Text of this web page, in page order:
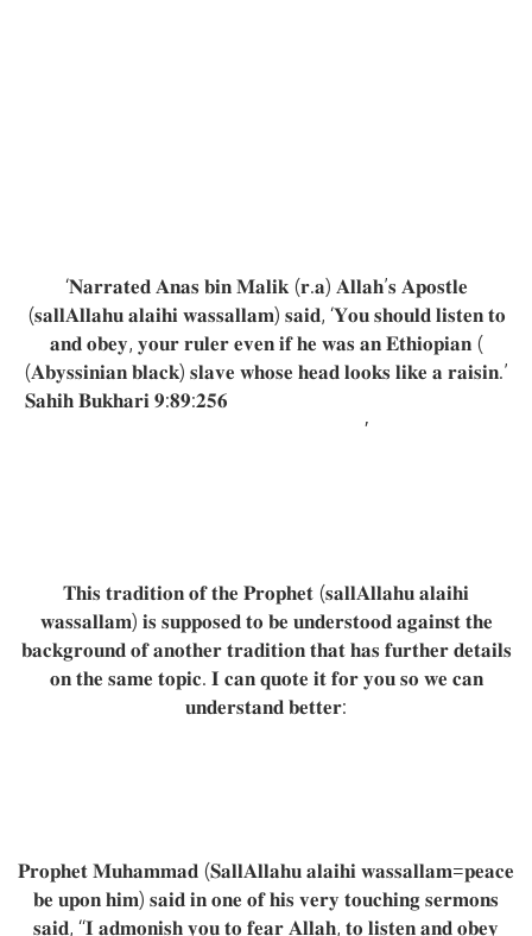
‘𝐍𝐚𝐫𝐫𝐚𝐭𝐞𝐝 𝐀𝐧𝐚𝐬 𝐛𝐢𝐧 𝐌𝐚𝐥𝐢𝐤 (𝐫.𝐚) 𝐀𝐥𝐥𝐚𝐡’𝐬 𝐀𝐩𝐨𝐬𝐭𝐥𝐞
(𝐬𝐚𝐥𝐥𝐀𝐥𝐥𝐚𝐡𝐮 𝐚𝐥𝐚𝐢𝐡𝐢 𝐰𝐚𝐬𝐬𝐚𝐥𝐥𝐚𝐦) 𝐬𝐚𝐢𝐝, ‘𝐘𝐨𝐮 𝐬𝐡𝐨𝐮𝐥𝐝 𝐥𝐢𝐬𝐭𝐞𝐧 𝐭𝐨
𝐚𝐧𝐝 𝐨𝐛𝐞𝐲, 𝐲𝐨𝐮𝐫 𝐫𝐮𝐥𝐞𝐫 𝐞𝐯𝐞𝐧 𝐢𝐟 𝐡𝐞 𝐰𝐚𝐬 𝐚𝐧 𝐄𝐭𝐡𝐢𝐨𝐩𝐢𝐚𝐧 (
(𝐀𝐛𝐲𝐬𝐬𝐢𝐧𝐢𝐚𝐧 𝐛𝐥𝐚𝐜𝐤) 𝐬𝐥𝐚𝐯𝐞 𝐰𝐡𝐨𝐬𝐞 𝐡𝐞𝐚𝐝 𝐥𝐨𝐨𝐤𝐬 𝐥𝐢𝐤𝐞 𝐚 𝐫𝐚𝐢𝐬𝐢𝐧.’
𝐒𝐚𝐡𝐢𝐡 𝐁𝐮𝐤𝐡𝐚𝐫𝐢 𝟗:𝟖𝟗:𝟐𝟓𝟔
′
𝐓𝐡𝐢𝐬 𝐭𝐫𝐚𝐝𝐢𝐭𝐢𝐨𝐧 𝐨𝐟 𝐭𝐡𝐞 𝐏𝐫𝐨𝐩𝐡𝐞𝐭 (𝐬𝐚𝐥𝐥𝐀𝐥𝐥𝐚𝐡𝐮 𝐚𝐥𝐚𝐢𝐡𝐢
𝐰𝐚𝐬𝐬𝐚𝐥𝐥𝐚𝐦) 𝐢𝐬 𝐬𝐮𝐩𝐩𝐨𝐬𝐞𝐝 𝐭𝐨 𝐛𝐞 𝐮𝐧𝐝𝐞𝐫𝐬𝐭𝐨𝐨𝐝 𝐚𝐠𝐚𝐢𝐧𝐬𝐭 𝐭𝐡𝐞
𝐛𝐚𝐜𝐤𝐠𝐫𝐨𝐮𝐧𝐝 𝐨𝐟 𝐚𝐧𝐨𝐭𝐡𝐞𝐫 𝐭𝐫𝐚𝐝𝐢𝐭𝐢𝐨𝐧 𝐭𝐡𝐚𝐭 𝐡𝐚𝐬 𝐟𝐮𝐫𝐭𝐡𝐞𝐫 𝐝𝐞𝐭𝐚𝐢𝐥𝐬
𝐨𝐧 𝐭𝐡𝐞 𝐬𝐚𝐦𝐞 𝐭𝐨𝐩𝐢𝐜. 𝐈 𝐜𝐚𝐧 𝐪𝐮𝐨𝐭𝐞 𝐢𝐭 𝐟𝐨𝐫 𝐲𝐨𝐮 𝐬𝐨 𝐰𝐞 𝐜𝐚𝐧
𝐮𝐧𝐝𝐞𝐫𝐬𝐭𝐚𝐧𝐝 𝐛𝐞𝐭𝐭𝐞𝐫:
𝐏𝐫𝐨𝐩𝐡𝐞𝐭 𝐌𝐮𝐡𝐚𝐦𝐦𝐚𝐝 (𝐒𝐚𝐥𝐥𝐀𝐥𝐥𝐚𝐡𝐮 𝐚𝐥𝐚𝐢𝐡𝐢 𝐰𝐚𝐬𝐬𝐚𝐥𝐥𝐚𝐦=𝐩𝐞𝐚𝐜𝐞
𝐛𝐞 𝐮𝐩𝐨𝐧 𝐡𝐢𝐦) 𝐬𝐚𝐢𝐝 𝐢𝐧 𝐨𝐧𝐞 𝐨𝐟 𝐡𝐢𝐬 𝐯𝐞𝐫𝐲 𝐭𝐨𝐮𝐜𝐡𝐢𝐧𝐠 𝐬𝐞𝐫𝐦𝐨𝐧𝐬
𝐬𝐚𝐢𝐝, “𝐈 𝐚𝐝𝐦𝐨𝐧𝐢𝐬𝐡 𝐲𝐨𝐮 𝐭𝐨 𝐟𝐞𝐚𝐫 𝐀𝐥𝐥𝐚𝐡, 𝐭𝐨 𝐥𝐢𝐬𝐭𝐞𝐧 𝐚𝐧𝐝 𝐨𝐛𝐞𝐲